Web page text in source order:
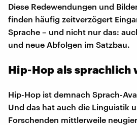
Diese Redewendungen und
finden häufig zeitverzögert
Sprache – und nicht nur das:
und neue Abfolgen im Satzbau.
Hip-Hop als sprachlich
Hip-Hop ist demnach Sprach-
Und das hat auch die Linguistik
Forschenden mittlerweile